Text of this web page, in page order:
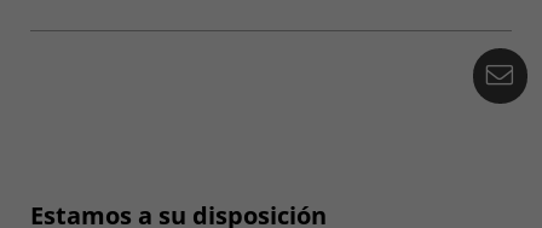
Estamos a su disposición